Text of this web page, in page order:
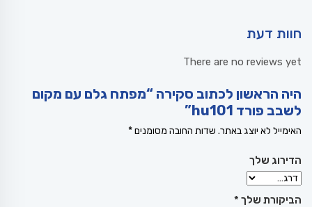
חוות דעת
There are no reviews yet
היה הראשון לכתוב סקירה “מפתח גלם עם מקום
לשבב פורד hu101”
האימייל לא יוצג באתר. שדות החובה מסומנים*
הדירוג שלך
הביקורת שלך *